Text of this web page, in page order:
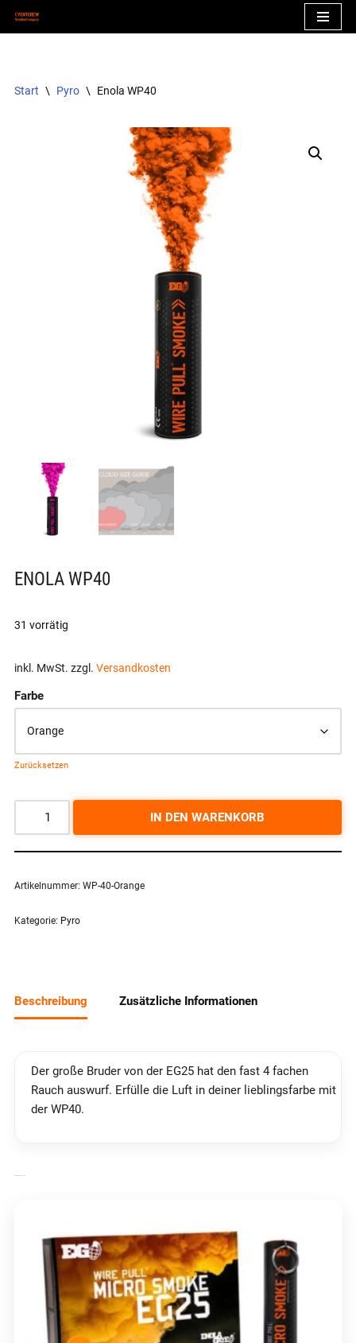
Start \ Pyro \ Enola WP40
ENOLA WP40
31 vorrätig
inkl. MwSt. zzgl. Versandkosten
Farbe
Zurücksetzen
IN DEN WARENKORB
Artikelnummer: WP-40-Orange
Kategorie: Pyro
Beschreibung Zusätzliche Informationen
Der große Bruder von der EG25 hat den fast 4 fachen
Rauch auswurf. Erfülle die Luft in deiner lieblingsfarbe mit
der WP40.